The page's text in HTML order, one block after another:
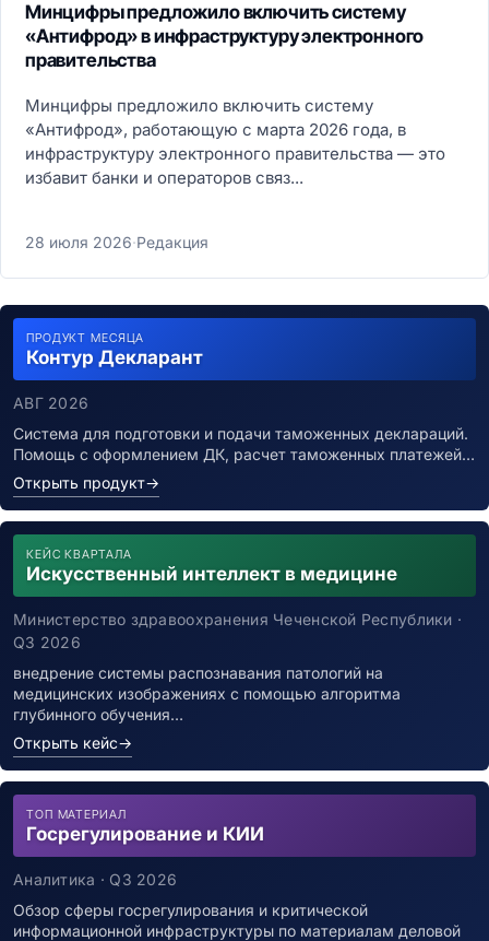
Минцифры предложило включить систему
«Антифрод» в инфраструктуру электронного
правительства
Минцифры предложило включить систему
«Антифрод», работающую с марта 2026 года, в
инфраструктуру электронного правительства — это
избавит банки и операторов связ...
28 июля 2026·Редакция
ПРОДУКТ МЕСЯЦА
Контур Декларант
АВГ 2026
Система для подготовки и подачи таможенных деклараций.
Помощь с оформлением ДК, расчет таможенных платежей…
Открыть продукт→
КЕЙС КВАРТАЛА
Искусственный интеллект в медицине
Министерство здравоохранения Чеченской Республики ·
Q3 2026
внедрение системы распознавания патологий на
медицинских изображениях с помощью алгоритма
глубинного обучения…
Открыть кейс→
ТОП МАТЕРИАЛ
Госрегулирование и КИИ
Аналитика · Q3 2026
Обзор сферы госрегулирования и критической
информационной инфраструктуры по материалам деловой